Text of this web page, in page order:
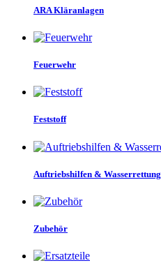
CHF
100 Newton
150 Newton
275 Newton
more... less
Harness
Ja 19
ARA Kläranlagen
Feuerwehr
Feststoff
Auftriebshilfen & Wasserrettung
Zubehör